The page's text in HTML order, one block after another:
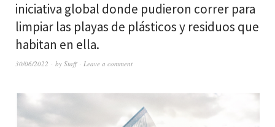
iniciativa global donde pudieron correr para
limpiar las playas de plásticos y residuos que
habitan en ella.
30/06/2022 by Staff Leave a comment